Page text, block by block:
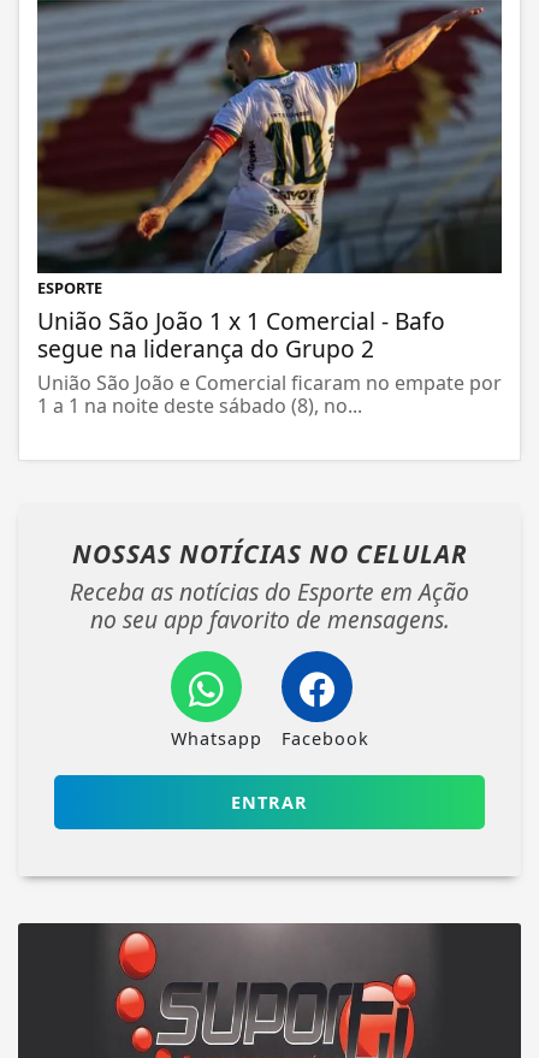
ESPORTE
União São João 1 x 1 Comercial - Bafo
segue na liderança do Grupo 2
União São João e Comercial ficaram no empate por
1 a 1 na noite deste sábado (8), no...
NOSSAS NOTÍCIAS NO CELULAR
Receba as notícias do Esporte em Ação
no seu app favorito de mensagens.
Whatsapp Facebook
ENTRAR